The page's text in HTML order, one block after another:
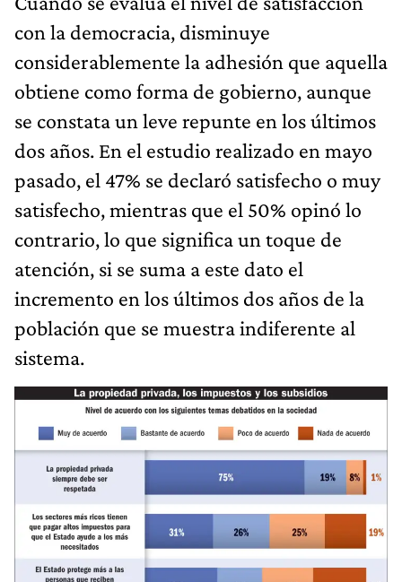
con la democracia, disminuye
considerablemente la adhesión que aquella
obtiene como forma de gobierno, aunque
se constata un leve repunte en los últimos
dos años. En el estudio realizado en mayo
pasado, el 47% se declaró satisfecho o muy
satisfecho, mientras que el 50% opinó lo
contrario, lo que significa un toque de
atención, si se suma a este dato el
incremento en los últimos dos años de la
población que se muestra indiferente al
sistema.